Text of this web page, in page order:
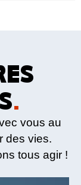
.
vous au
des vies.
tous agir !